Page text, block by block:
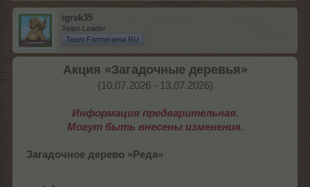
igrek35
Team Leader
Team Farmerama RU
Акция «Загадочные деревья»
(10.07.2026 - 13.07.2026)​
Информация предварительная.
Могут быть внесены изменения.
Загадочное дерево «Реда»